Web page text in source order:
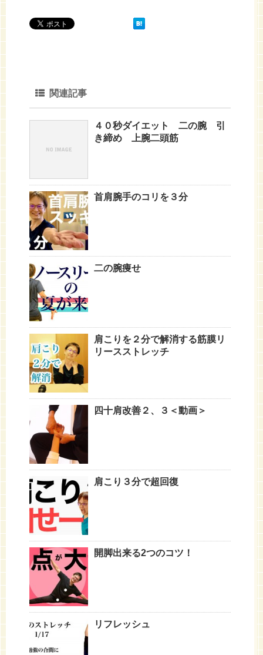
関連記事
４０秒ダイエット 二の腕 引
き締め 上腕二頭筋
首肩腕手のコリを３分
二の腕痩せ
肩こりを２分で解消する筋膜リ
リースストレッチ
四十肩改善２、３＜動画＞
肩こり３分で超回復
開脚出来る2つのコツ！
リフレッシュ